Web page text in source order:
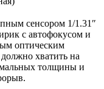
сенсором 1/1.31″
с автофокусом и
оптическим
хватить на
толщины и